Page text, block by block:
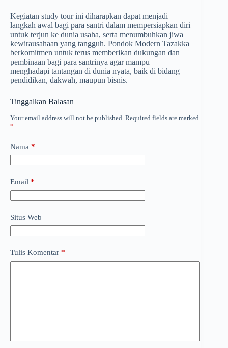
Kegiatan study tour ini diharapkan dapat menjadi
langkah awal bagi para santri dalam mempersiapkan diri
untuk terjun ke dunia usaha, serta menumbuhkan jiwa
kewirausahaan yang tangguh. Pondok Modern Tazakka
berkomitmen untuk terus memberikan dukungan dan
pembinaan bagi para santrinya agar mampu
menghadapi tantangan di dunia nyata, baik di bidang
pendidikan, dakwah, maupun bisnis.
Tinggalkan Balasan
Your email address will not be published. Required fields are marked
*
Nama *
Email *
Situs Web
Tulis Komentar *